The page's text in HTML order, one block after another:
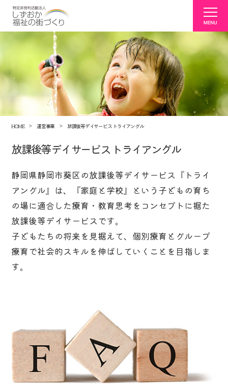
児童発達支援ぱっそ
放課後等デイサービス トライアングル
HOME 運営事業 放課後等デイサービス トライアングル
放課後等デイサービス トライアングル
静岡県静岡市葵区の放課後等デイサービス『トライ
アングル』は、『家庭と学校』という子どもの育ち
の場に適合した療育・教育思考をコンセプトに据た
放課後等デイサービスです。
子どもたちの将来を見据えて、個別療育とグループ
療育で社会的スキルを伸ばしていくことを目指しま
す。